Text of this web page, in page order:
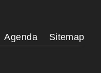
Agenda Sitemap